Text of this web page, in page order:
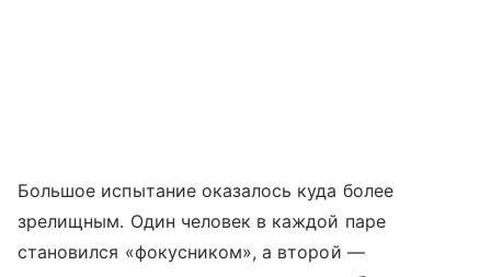
Большое испытание оказалось куда более
зрелищным. Один человек в каждой паре
становился «фокусником», а второй —